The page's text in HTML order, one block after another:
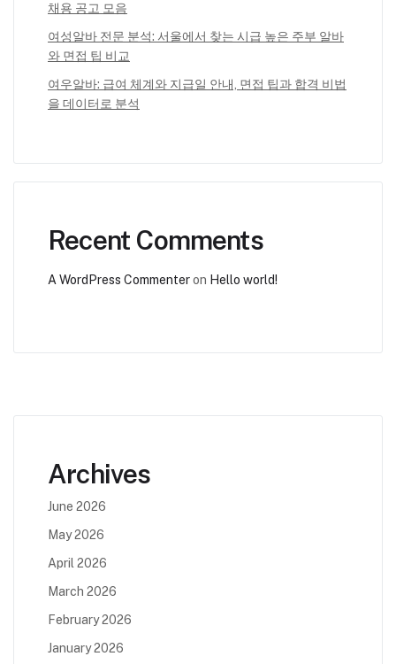
채용 공고 모음
여성알바 전문 분석: 서울에서 찾는 시급 높은 주부 알바
와 면접 팁 비교
여우알바: 급여 체계와 지급일 안내, 면접 팁과 합격 비법
을 데이터로 분석
Recent Comments
A WordPress Commenteron Hello world!
Archives
June 2026
May 2026
April 2026
March 2026
February 2026
January 2026